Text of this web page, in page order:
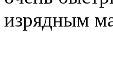
изрядным